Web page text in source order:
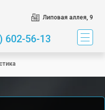
Липовая аллея, 9
602-56-13